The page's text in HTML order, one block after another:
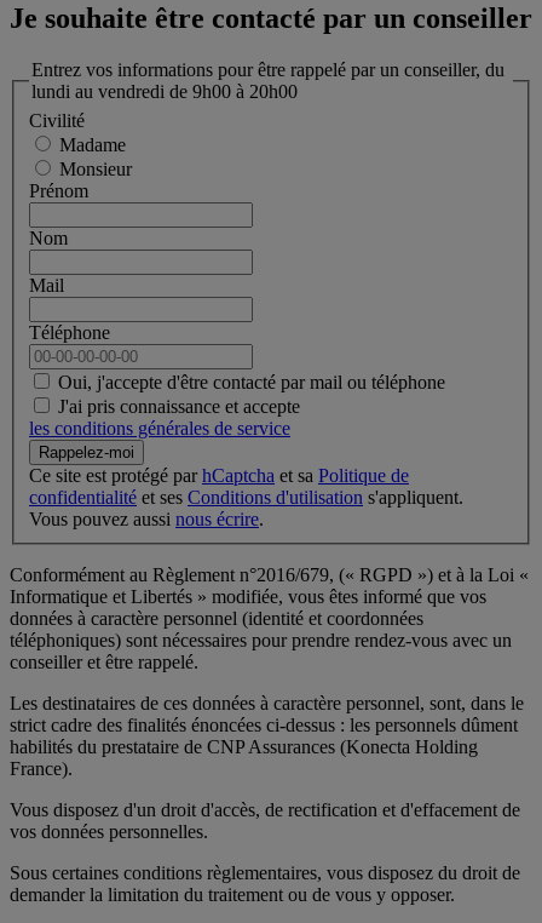
Je souhaite être contacté par un conseiller
Entrez vos informations pour être rappelé par un conseiller, du
lundi au vendredi de 9h00 à 20h00
Civilité
Madame
Monsieur
Prénom
Nom
Mail
Téléphone
Oui, j'accepte d'être contacté par mail ou téléphone
J'ai pris connaissance et accepte
les conditions générales de service
Rappelez-moi
Ce site est protégé par hCaptcha et sa Politique de
confidentialité et ses Conditions d'utilisation s'appliquent.
Vous pouvez aussi nous écrire.
Conformément au Règlement n°2016/679, (« RGPD ») et à la Loi «
Informatique et Libertés » modifiée, vous êtes informé que vos
données à caractère personnel (identité et coordonnées
téléphoniques) sont nécessaires pour prendre rendez-vous avec un
conseiller et être rappelé.
Les destinataires de ces données à caractère personnel, sont, dans le
strict cadre des finalités énoncées ci-dessus : les personnels dûment
habilités du prestataire de CNP Assurances (Konecta Holding
France).
Vous disposez d'un droit d'accès, de rectification et d'effacement de
vos données personnelles.
Sous certaines conditions règlementaires, vous disposez du droit de
demander la limitation du traitement ou de vous y opposer.